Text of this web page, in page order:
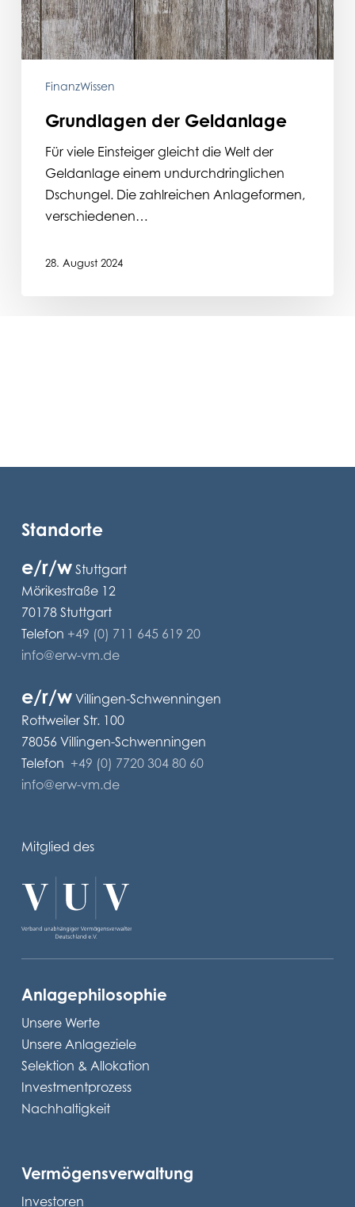
FinanzWissen
Grundlagen der Geldanlage
Für viele Einsteiger gleicht die Welt der
Geldanlage einem undurchdringlichen
Dschungel. Die zahlreichen Anlageformen,
verschiedenen…
28. August 2024
Standorte
e/r/w Stuttgart
Mörikestraße 12
70178 Stuttgart
Telefon +49 (0) 711 645 619 20
info@erw-vm.de
e/r/w Villingen-Schwenningen
Rottweiler Str. 100
78056 Villingen-Schwenningen
Telefon +49 (0) 7720 304 80 60
info@erw-vm.de
Mitglied des
Anlagephilosophie
Unsere Werte
Unsere Anlageziele
Selektion & Allokation
Investmentprozess
Nachhaltigkeit
Vermögensverwaltung
Investoren